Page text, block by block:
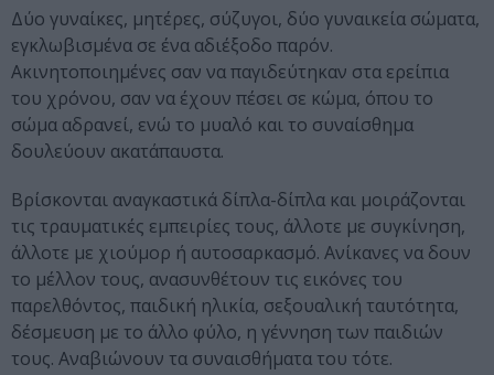
Δύο γυναίκες, μητέρες, σύζυγοι, δύο γυναικεία σώματα,
εγκλωβισμένα σε ένα αδιέξοδο παρόν.
Ακινητοποιημένες σαν να παγιδεύτηκαν στα ερείπια
του χρόνου, σαν να έχουν πέσει σε κώμα, όπου τo
σώμα αδρανεί, ενώ το μυαλό και το συναίσθημα
δουλεύουν ακατάπαυστα.
Βρίσκονται αναγκαστικά δίπλα-δίπλα και μοιράζονται
τις τραυματικές εμπειρίες τους, άλλοτε με συγκίνηση,
άλλοτε με χιούμορ ή αυτοσαρκασμό. Ανίκανες να δουν
το μέλλον τους, ανασυνθέτουν τις εικόνες του
παρελθόντος, παιδική ηλικία, σεξουαλική ταυτότητα,
δέσμευση με το άλλο φύλο, η γέννηση των παιδιών
τους. Αναβιώνουν τα συναισθήματα του τότε.